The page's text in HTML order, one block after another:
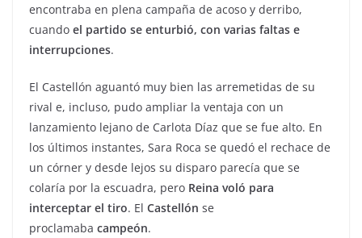
encontraba en plena campaña de acoso y derribo,
cuando el partido se enturbió, con varias faltas e
interrupciones.
El Castellón aguantó muy bien las arremetidas de su
rival e, incluso, pudo ampliar la ventaja con un
lanzamiento lejano de Carlota Díaz que se fue alto. En
los últimos instantes, Sara Roca se quedó el rechace de
un córner y desde lejos su disparo parecía que se
colaría por la escuadra, pero Reina voló para
interceptar el tiro. El Castellón se
proclamaba campeón.